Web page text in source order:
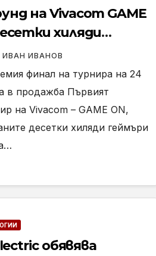
на Vivacom GAME
хиляди
екраните
ИВАН ИВАНОВ
финал на турнира на 24
в продажба Първият
на Vivacom – GAME ON,
десетки хиляди геймъри
обявява